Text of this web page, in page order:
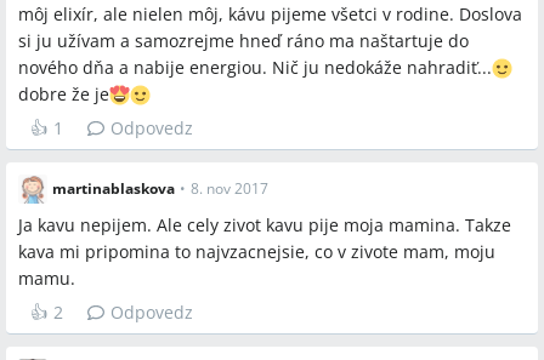
Spomenuté značky a firmy
Popradská
Spomenuté produkty a metódy
bezkofeinova káva, presso, kapučínko, latte, čerstvo namletú
kávu, mletie na starom strojčeku, čokoláda s kávovou
príchuťou, čaro, kávovníky
Miesta a osoby
môj elixír, ale nielen môj, kávu pijeme všetci v rodine. Doslova
si ju užívam a samozrejme hneď ráno ma naštartuje do
nového dňa a nabije energiou. Nič ju nedokáže nahradiť...
dobre že je
👍 1 Odpovedz
martinablaskova • 8. nov 2017
Ja kavu nepijem. Ale cely zivot kavu pije moja mamina. Takze
kava mi pripomina to najvzacnejsie, co v zivote mam, moju
mamu.
👍 2 Odpovedz